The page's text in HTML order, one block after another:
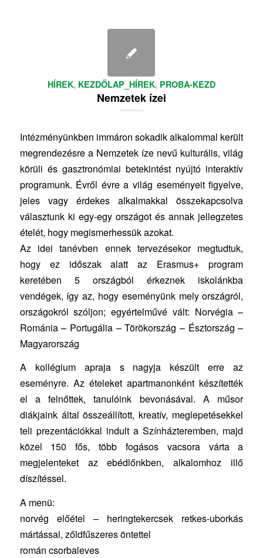
HÍREK, KEZDŐLAP_HÍREK, PROBA-KEZD
Nemzetek ízei
Intézményünkben immáron sokadik alkalommal került
megrendezésre a Nemzetek íze nevű kulturális, világ
körüli és gasztronómiai betekintést nyújtó interaktív
programunk. Évről évre a világ eseményeit figyelve,
jeles vagy érdekes alkalmakkal összekapcsolva
választunk ki egy-egy országot és annak jellegzetes
ételét, hogy megismerhessük azokat.
Az idei tanévben ennek tervezésekor megtudtuk,
hogy ez időszak alatt az Erasmus+ program
keretében 5 országból érkeznek iskolánkba
vendégek, így az, hogy eseményünk mely országról,
országokról szóljon; egyértelművé vált: Norvégia –
Románia – Portugália – Törökország – Észtország –
Magyarország
A kollégium apraja s nagyja készült erre az
eseményre. Az ételeket apartmanonként készítették
el a felnőttek, tanulóink bevonásával. A műsor
diákjaink által összeállított, kreatív, meglepetésekkel
teli prezentációkkal indult a Színházteremben, majd
közel 150 fős, több fogásos vacsora várta a
megjelenteket az ebédlőnkben, alkalomhoz illő
díszítéssel.
A menü:
norvég előétel – heringtekercsek retkes-uborkás
mártással, zőldfűszeres öntettel
román csorbaleves